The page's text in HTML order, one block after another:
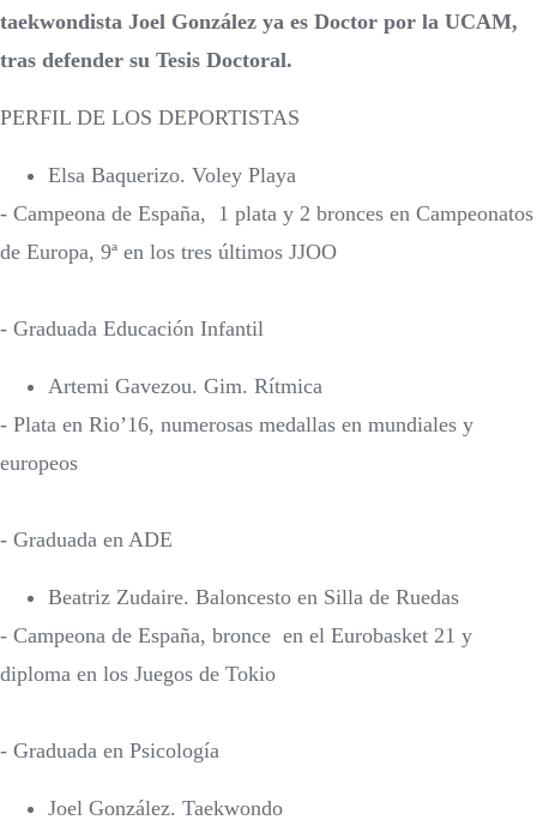
taekwondista Joel González ya es Doctor por la UCAM,
tras defender su Tesis Doctoral.
PERFIL DE LOS DEPORTISTAS
Elsa Baquerizo. Voley Playa
- Campeona de España, 1 plata y 2 bronces en Campeonatos
de Europa, 9ª en los tres últimos JJOO
- Graduada Educación Infantil
Artemi Gavezou. Gim. Rítmica
- Plata en Rio’16, numerosas medallas en mundiales y
europeos
- Graduada en ADE
Beatriz Zudaire. Baloncesto en Silla de Ruedas
- Campeona de España, bronce en el Eurobasket 21 y
diploma en los Juegos de Tokio
- Graduada en Psicología
Joel González. Taekwondo